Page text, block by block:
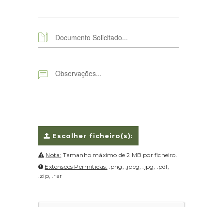
Escolher ficheiro(s):
Nota: Tamanho máximo de 2 MB por ficheiro.
Extensões Permitidas: .png, .jpeg, .jpg, .pdf,
.zip, .rar